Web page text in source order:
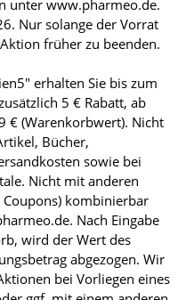
unter www.pharmeo.de.
Nur solange der Vorrat
früher zu beenden.
erhalten Sie bis zum
5 € Rabatt, ab
€ (Warenkorbwert). Nicht
Bücher,
sowie bei
Nicht mit anderen
kombinierbar
Nach Eingabe
wird der Wert des
abgezogen. Wir
bei Vorliegen eines